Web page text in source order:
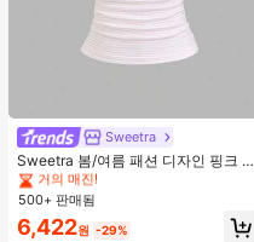
Sweetra
Sweetra 봄/여름 패션 디자인 핑크 스
트라이프 브라운 폴카 도트 스파게티
스트랩 2 In 1 스위트 걸리시 비치 로
맨틱 휴가 스타일 여성용 캐미 탱크 탑
#4 TOP 3위
에서 쁘띠 스타일 여성 상의, 블라우스 & 티
거의 매진!
#4 TOP 3위
에서 쁘띠 스타일 여성 상의, 블라우스 & 티
거의 매진!
#4 TOP 3위
에서 쁘띠 스타일 여성 상의, 블라우스 & 티
거의 매진!
#4 TOP 3위
거의 매진!
500+ 판매됨
6,422원 -29%